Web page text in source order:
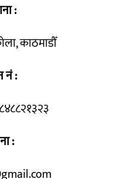
:
काठमाडौँ
नं :
: